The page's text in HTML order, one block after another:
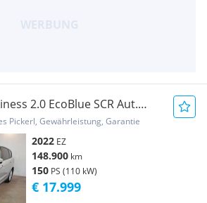
2.0 EcoBlue SCR Aut.
Pickerl, Gewährleistung, Garantie
2022 EZ
148.900 km
150 PS (110 kW)
€ 17.999